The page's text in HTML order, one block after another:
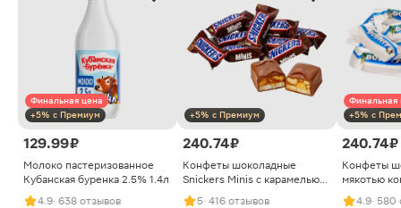
Финальная цена
+5% с Премиум
129.99 ₽
Молоко пастеризованное
Кубанская буренка 2.5% 1.4л
4.9· 638 отзывов
+5% с Премиум
240.74 ₽
Конфеты шоколадные
Snickers Minis с карамелью
арахисом и нугой
5· 416 отзывов
Финальная
+5% с
240.74 ₽
Конфеты
мякотью
4.9· 580